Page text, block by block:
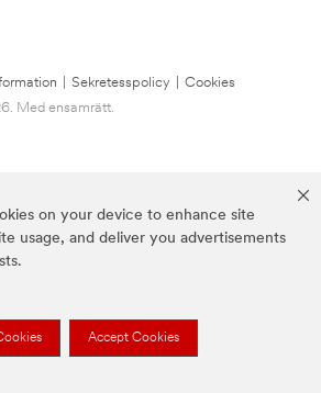
on your device to enhance site
usage, and deliver you advertisements
Accept Cookies
Sekretesspolicy
Cookies
Med ensamrätt.
Canary Yellow™ är varumärken som tillhör 3M.